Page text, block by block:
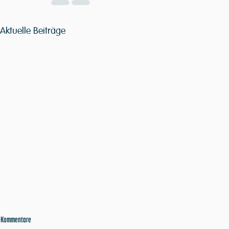
Aktuelle Beiträge
Kommentare